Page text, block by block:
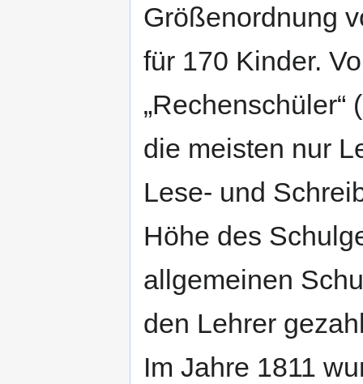
Größenordnung
für 170 Kinder.
die meisten nur
Lese- und
Höhe des
allgemeinen
den Lehrer
Im Jahre 1811